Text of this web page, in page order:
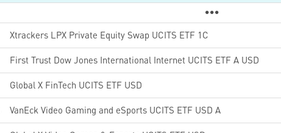
Xtrackers LPX Private Equity Swap UCITS ETF 1C
First Trust Dow Jones International Internet UCITS ETF A USD
Global X FinTech UCITS ETF USD
VanEck Video Gaming and eSports UCITS ETF USD A